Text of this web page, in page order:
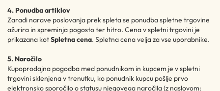
4. Ponudba artiklov
Zaradi narave poslovanja prek spleta se ponudba spletne trgovine
ažurira in spreminja pogosto ter hitro. Cena v spletni trgovini je
prikazana kotSpletna cena. Spletna cena velja za vse uporabnike.
5. Naročilo
Kupoprodajna pogodba med ponudnikom in kupcem je v spletni
trgovini sklenjena v trenutku, ko ponudnik kupcu pošlje prvo
elektronsko sporočilo o statusu njegovega naročila (z naslovom: